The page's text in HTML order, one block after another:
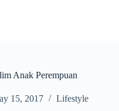
Anak Perempuan
15, 2017 Lifestyle